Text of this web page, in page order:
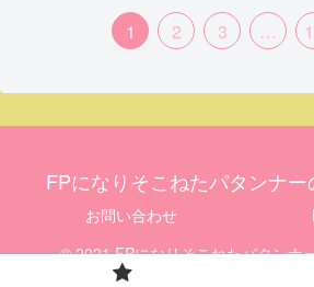
1 2 3 …
FPになりそこねたパタンナ
お問い合わせ
© 2021 FPになりそこねたパタンナ